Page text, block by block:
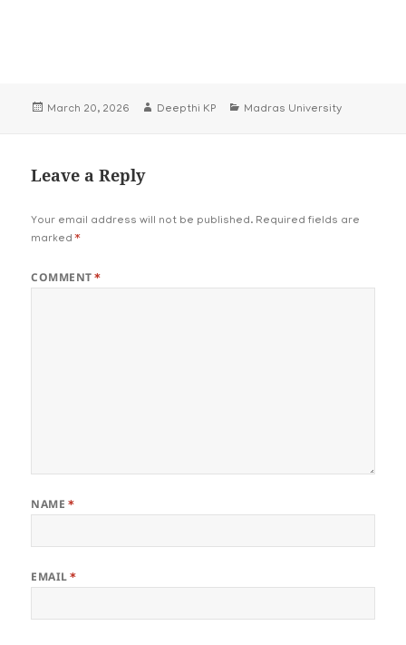
Posted
March 20, 2026 Author
Deepthi KP Categories
Madras University
Leave a Reply
Your email address will not be published. Required fields are
marked*
COMMENT*
NAME*
EMAIL*